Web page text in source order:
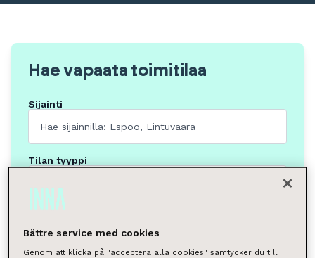
Hae vapaata toimitilaa
Sijainti
Tilan tyyppi
Valitse
Bättre service med cookies
Genom att klicka på "acceptera alla cookies" samtycker du till